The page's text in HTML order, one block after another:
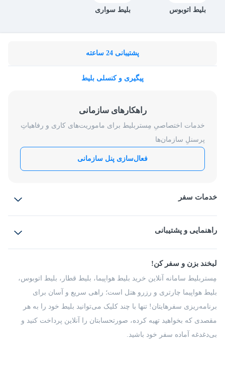
بلیط اتوبوس بلیط سواری
پشتیبانی 24 ساعته
پیگیری و کنسلی بلیط
راهکارهای سازمانی
خدمات اختصاصیِ مِستربلیط برای ماموریت‌های کاری و رفاهیاتِ
پرسنلِ سازمان‌ها
فعال‌سازی پنل سازمانی
خدمات سفر
بلیط قطار
راهنمایی و پشتیبانی
شرایط و مقررات
راهکار سازمانی
فرصت‌های شغلی
درباره ما
لبخند بزن و سفر کن!
مِستربلیط سامانه آنلاین خرید بلیط هواپیما، بلیط قطار، بلیط اتوبوس،
بلیط هواپیما چارتری و رزرو هتل است؛ راهی سریع و آسان برای
برنامه‌ریزی سفرهایتان! تنها با چند کلیک می‌توانید بلیط خود را به هر
مقصدی که بخواهید تهیه کرده، صورتحسابتان را آنلاین پرداخت کنید و
بی‌دغدغه آماده سفر خود باشید.